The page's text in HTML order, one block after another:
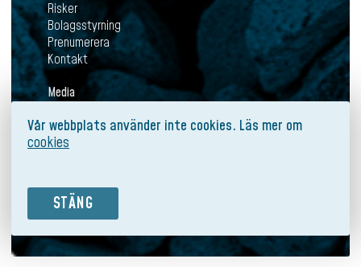
Risker
Bolagsstyrning
Prenumerera
Kontakt
Media
Pressmeddelanden
Mediabank
Kontakt
Vår webbplats använder inte cookies. Läs mer om
cookies
STÄNG